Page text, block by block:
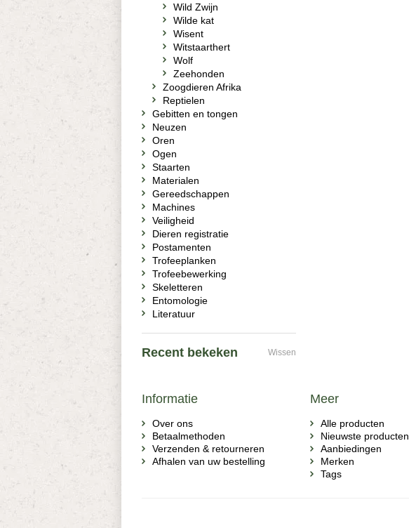
Wild Zwijn
Wilde kat
Wisent
Witstaarthert
Wolf
Zeehonden
Zoogdieren Afrika
Reptielen
Gebitten en tongen
Neuzen
Oren
Ogen
Staarten
Materialen
Gereedschappen
Machines
Veiligheid
Dieren registratie
Postamenten
Trofeeplanken
Trofeebewerking
Skeletteren
Entomologie
Literatuur
Recent bekeken Wissen
Informatie
Over ons
Betaalmethoden
Verzenden & retourneren
Afhalen van uw bestelling
Meer
Alle producten
Nieuwste producten
Aanbiedingen
Merken
Tags